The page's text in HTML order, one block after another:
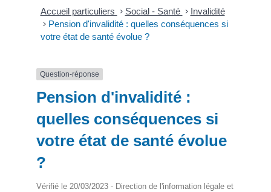
Accueil particuliers > Social - Santé > Invalidité
> Pension d'invalidité : quelles conséquences si
votre état de santé évolue ?
Question-réponse
Pension d'invalidité :
quelles conséquences si
votre état de santé évolue
?
Vérifié le 20/03/2023 - Direction de l'information légale et